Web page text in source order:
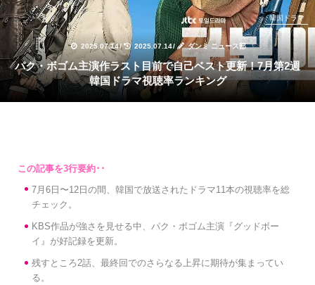
2025.07.14/ 2025.07.14/ ダンミ ニュース部
韓国ドラマ
パク・ボゴム主演作ラスト目前で自己ベスト更新！7月第2週
韓国ドラマ視聴率ランキング
7月6日〜12日の間、韓国で放送されたドラマ11本の視聴率を総
チェック。
KBS作品が強さを見せる中、パク・ボゴム主演『グッドボー
イ』が好記録を更新。
残すところ2話、最終回でのさらなる上昇に期待が集まってい
る。